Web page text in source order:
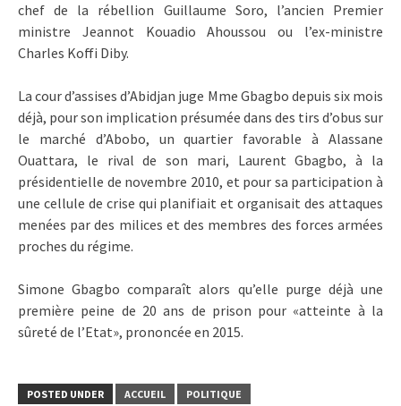
chef de la rébellion Guillaume Soro, l’ancien Premier
ministre Jeannot Kouadio Ahoussou ou l’ex-ministre
Charles Koffi Diby.
La cour d’assises d’Abidjan juge Mme Gbagbo depuis six mois
déjà, pour son implication présumée dans des tirs d’obus sur
le marché d’Abobo, un quartier favorable à Alassane
Ouattara, le rival de son mari, Laurent Gbagbo, à la
présidentielle de novembre 2010, et pour sa participation à
une cellule de crise qui planifiait et organisait des attaques
menées par des milices et des membres des forces armées
proches du régime.
Simone Gbagbo comparaît alors qu’elle purge déjà une
première peine de 20 ans de prison pour «atteinte à la
sûreté de l’Etat», prononcée en 2015.
POSTED UNDER ACCUEIL
POLITIQUE